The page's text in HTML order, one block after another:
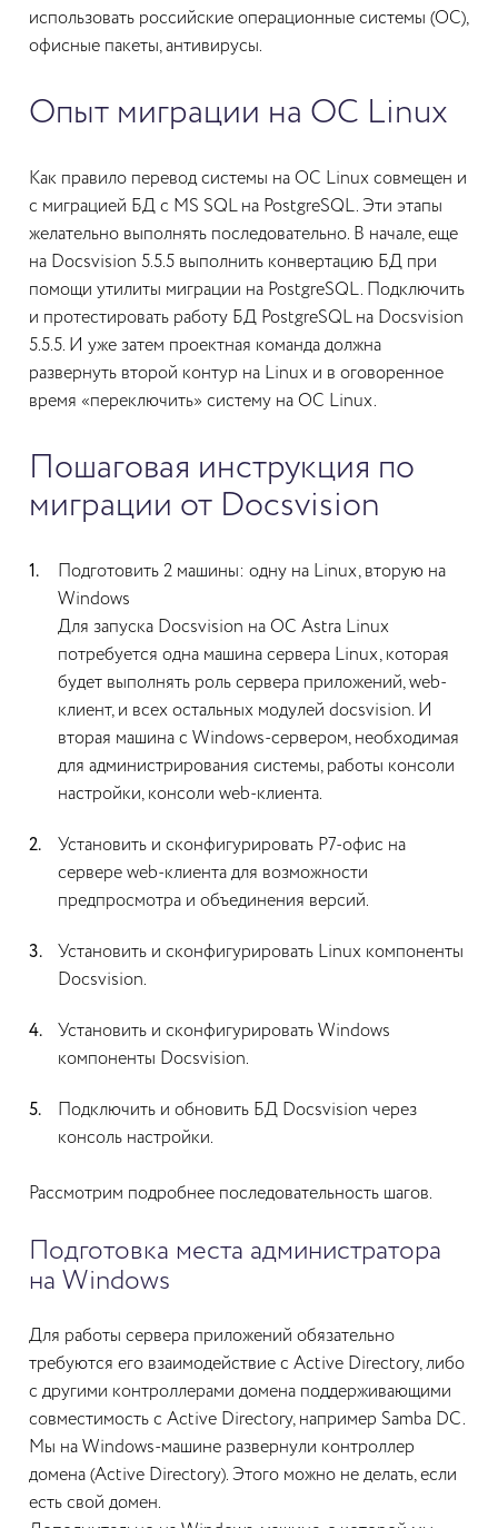
использовать российские операционные системы (ОС),
офисные пакеты, антивирусы.
Опыт миграции на ОС Linux
Как правило перевод системы на ОС Linux совмещен и
с миграцией БД с MS SQL на PostgreSQL. Эти этапы
желательно выполнять последовательно. В начале, еще
на Docsvision 5.5.5 выполнить конвертацию БД при
помощи утилиты миграции на PostgreSQL. Подключить
и протестировать работу БД PostgreSQL на Docsvision
5.5.5. И уже затем проектная команда должна
развернуть второй контур на Linux и в оговоренное
время «переключить» систему на ОС Linux.
Пошаговая инструкция по
миграции от Docsvision
Подготовить 2 машины: одну на Linux, вторую на
Windows
Для запуска Docsvision на ОС Astra Linux
потребуется одна машина сервера Linux, которая
будет выполнять роль сервера приложений, web-
клиент, и всех остальных модулей docsvision. И
вторая машина с Windows-сервером, необходимая
для администрирования системы, работы консоли
настройки, консоли web-клиента.
Установить и сконфигурировать Р7-офис на
сервере web-клиента для возможности
предпросмотра и объединения версий.
Установить и сконфигурировать Linux компоненты
Docsvision.
Установить и сконфигурировать Windows
компоненты Docsvision.
Подключить и обновить БД Docsvision через
консоль настройки.
Рассмотрим подробнее последовательность шагов.
Подготовка места администратора
на Windows
Для работы сервера приложений обязательно
требуются его взаимодействие с Active Directory, либо
с другими контроллерами домена поддерживающими
совместимость с Active Directory, например Samba DC.
Мы на Windows-машине развернули контроллер
домена (Active Directory). Этого можно не делать, если
есть свой домен.